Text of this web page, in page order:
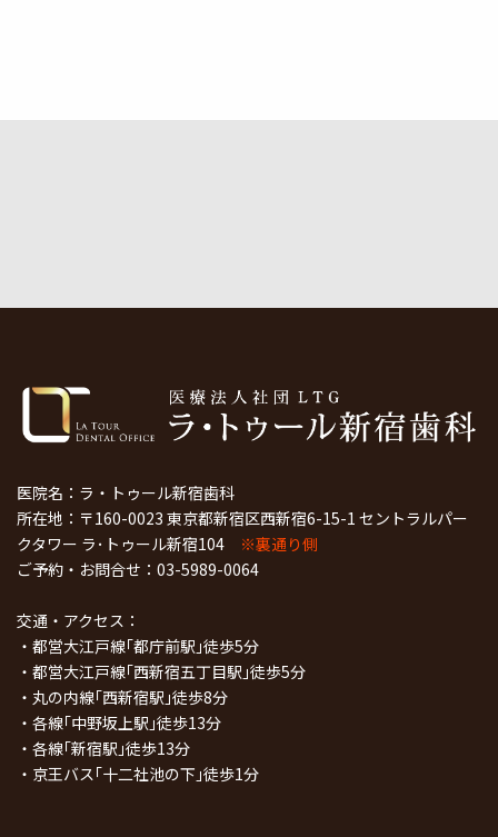
医院名：ラ・トゥール新宿歯科
所在地：〒160-0023 東京都新宿区西新宿6-15-1 セントラルパー
クタワー ラ･トゥール新宿104 ※裏通り側
ご予約・お問合せ： 03-5989-0064
交通・アクセス：
・都営大江戸線｢都庁前駅｣徒歩5分
・都営大江戸線｢西新宿五丁目駅｣徒歩5分
・丸の内線｢西新宿駅｣徒歩8分
・各線｢中野坂上駅｣徒歩13分
・各線｢新宿駅｣徒歩13分
・京王バス｢十二社池の下｣徒歩1分